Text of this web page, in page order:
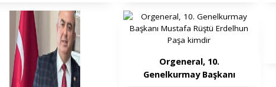
MUSTAFA MURAT
KARAHAN
Orgeneral, 10.
Genelkurmay Başkanı